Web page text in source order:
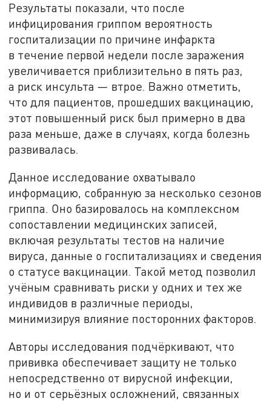
Результаты показали, что после
инфицирования гриппом вероятность
госпитализации по причине инфаркта
в течение первой недели после заражения
увеличивается приблизительно в пять раз,
а риск инсульта — втрое. Важно отметить,
что для пациентов, прошедших вакцинацию,
этот повышенный риск был примерно в два
раза меньше, даже в случаях, когда болезнь
развивалась.
Данное исследование охватывало
информацию, собранную за несколько сезонов
гриппа. Оно базировалось на комплексном
сопоставлении медицинских записей,
включая результаты тестов на наличие
вируса, данные о госпитализациях и сведения
о статусе вакцинации. Такой метод позволил
учёным сравнивать риски у одних и тех же
индивидов в различные периоды,
минимизируя влияние посторонних факторов.
Авторы исследования подчёркивают, что
прививка обеспечивает защиту не только
непосредственно от вирусной инфекции,
но и от серьёзных осложнений, связанных